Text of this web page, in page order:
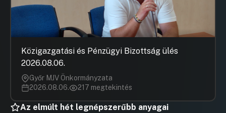
Közigazgatási és Pénzügyi Bizottság ülés
2026.08.06.
Győr MJV Önkormányzata
2026.08.06.
217 megtekintés
Az elmúlt hét legnépszerűbb anyagai